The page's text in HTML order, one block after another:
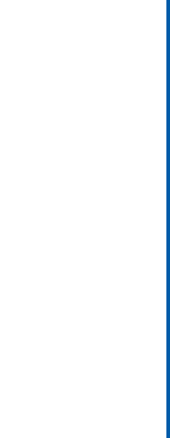
片截断经过研磨抛
率底，浪费切割
具是用磨料加上结
的天然磨具。磨具
，还用于粮食加
作用下抵抗破裂的